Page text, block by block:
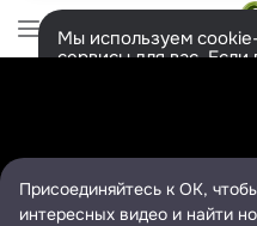
Мы используем
сервисы для вас. Если
Присоединяйтесь к ОК,
интересных видео и найти